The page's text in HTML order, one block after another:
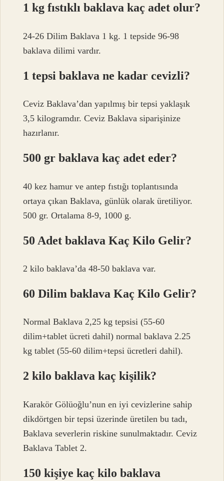
1 kg fıstıklı baklava kaç adet olur?
24-26 Dilim Baklava 1 kg. 1 tepside 96-98
baklava dilimi vardır.
1 tepsi baklava ne kadar cevizli?
Ceviz Baklava’dan yapılmış bir tepsi yaklaşık
3,5 kilogramdır. Ceviz Baklava siparişinize
hazırlanır.
500 gr baklava kaç adet eder?
40 kez hamur ve antep fıstığı toplantısında
ortaya çıkan Baklava, günlük olarak üretiliyor.
500 gr. Ortalama 8-9, 1000 g.
50 Adet baklava Kaç Kilo Gelir?
2 kilo baklava’da 48-50 baklava var.
60 Dilim baklava Kaç Kilo Gelir?
Normal Baklava 2,25 kg tepsisi (55-60
dilim+tablet ücreti dahil) normal baklava 2.25
kg tablet (55-60 dilim+tepsi ücretleri dahil).
2 kilo baklava kaç kişilik?
Karakör Gölüoğlu’nun en iyi cevizlerine sahip
dikdörtgen bir tepsi üzerinde üretilen bu tadı,
Baklava severlerin riskine sunulmaktadır. Ceviz
Baklava Tablet 2.
150 kişiye kaç kilo baklava